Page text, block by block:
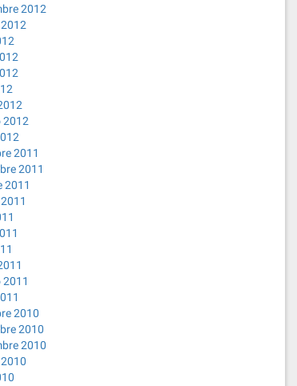
2012
2012
2011
2011
2011
2011
2010
2010
2010